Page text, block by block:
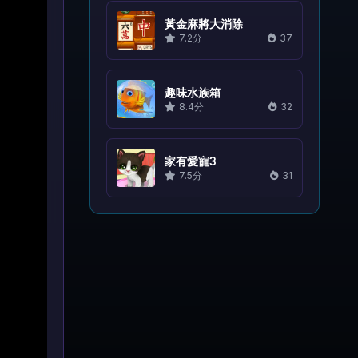
黃金麻將大消除
7.2分 37
趣味水族箱
8.4分 32
家有愛寵3
7.5分 31